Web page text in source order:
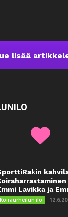
lisää
Lavikka ja
Koiraurheilun ilo